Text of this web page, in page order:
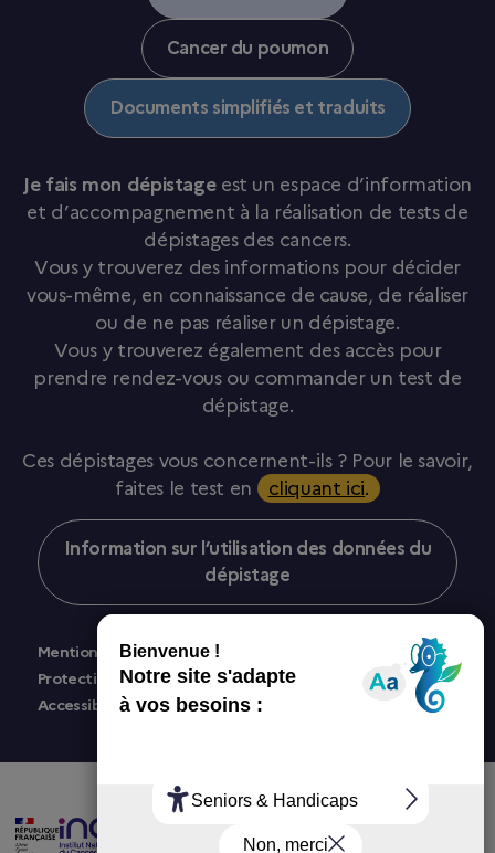
Cancer du poumon
Documents simplifiés et traduits
Je fais mon dépistageest un espace d’information
et d’accompagnement à la réalisation de tests de
dépistages des cancers.
Vous y trouverez des informations pour décider
vous-même, en connaissance de cause, de réaliser
ou de ne pas réaliser un dépistage.
Vous y trouverez également des accès pour
prendre rendez-vous ou commander un test de
dépistage.
Ces dépistages vous concernent-ils ? Pour le savoir,
faites le test en
cliquant ici.
Information sur l’utilisation des données du
dépistage
Mentions légales
Protection des données personnelles
Accessibilité